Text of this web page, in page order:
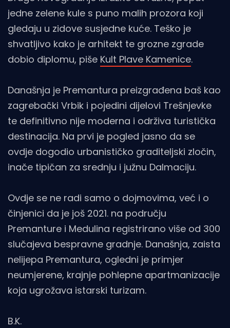
jedne zelene kule s puno malih prozora koji
gledaju u zidove susjedne kuće. Teško je
shvatljivo kako je arhitekt te grozne zgrade
dobio diplomu, piše Kult Plave Kamenice.
Današnja je Premantura preizgrađena baš kao
zagrebački Vrbik i pojedini dijelovi Trešnjevke
te definitivno nije moderna i održiva turistička
destinacija. Na prvi je pogled jasno da se
ovdje dogodio urbanističko graditeljski zločin,
inače tipičan za srednju i južnu Dalmaciju.
Ovdje se ne radi samo o dojmovima, već i o
činjenici da je još 2021. na području
Premanture i Medulina registrirano više od 300
slučajeva bespravne gradnje. Današnja, zaista
nelijepa Premantura, ogledni je primjer
neumjerene, krajnje pohlepne apartmanizacije
koja ugrožava istarski turizam.
B.K.